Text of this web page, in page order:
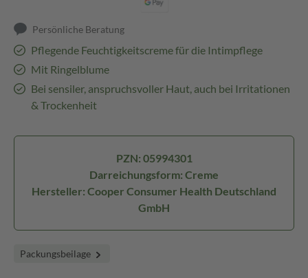
Persönliche Beratung
Pflegende Feuchtigkeitscreme für die Intimpflege
Mit Ringelblume
Bei sensiler, anspruchsvoller Haut, auch bei Irritationen
& Trockenheit
PZN: 05994301
Darreichungsform: Creme
Hersteller: Cooper Consumer Health Deutschland
GmbH
Packungsbeilage